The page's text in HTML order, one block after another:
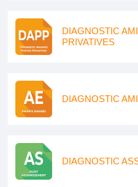
DIAGNOSTIC
PRIVATIVES
DIAGNOSTIC
DIAGNOSTIC